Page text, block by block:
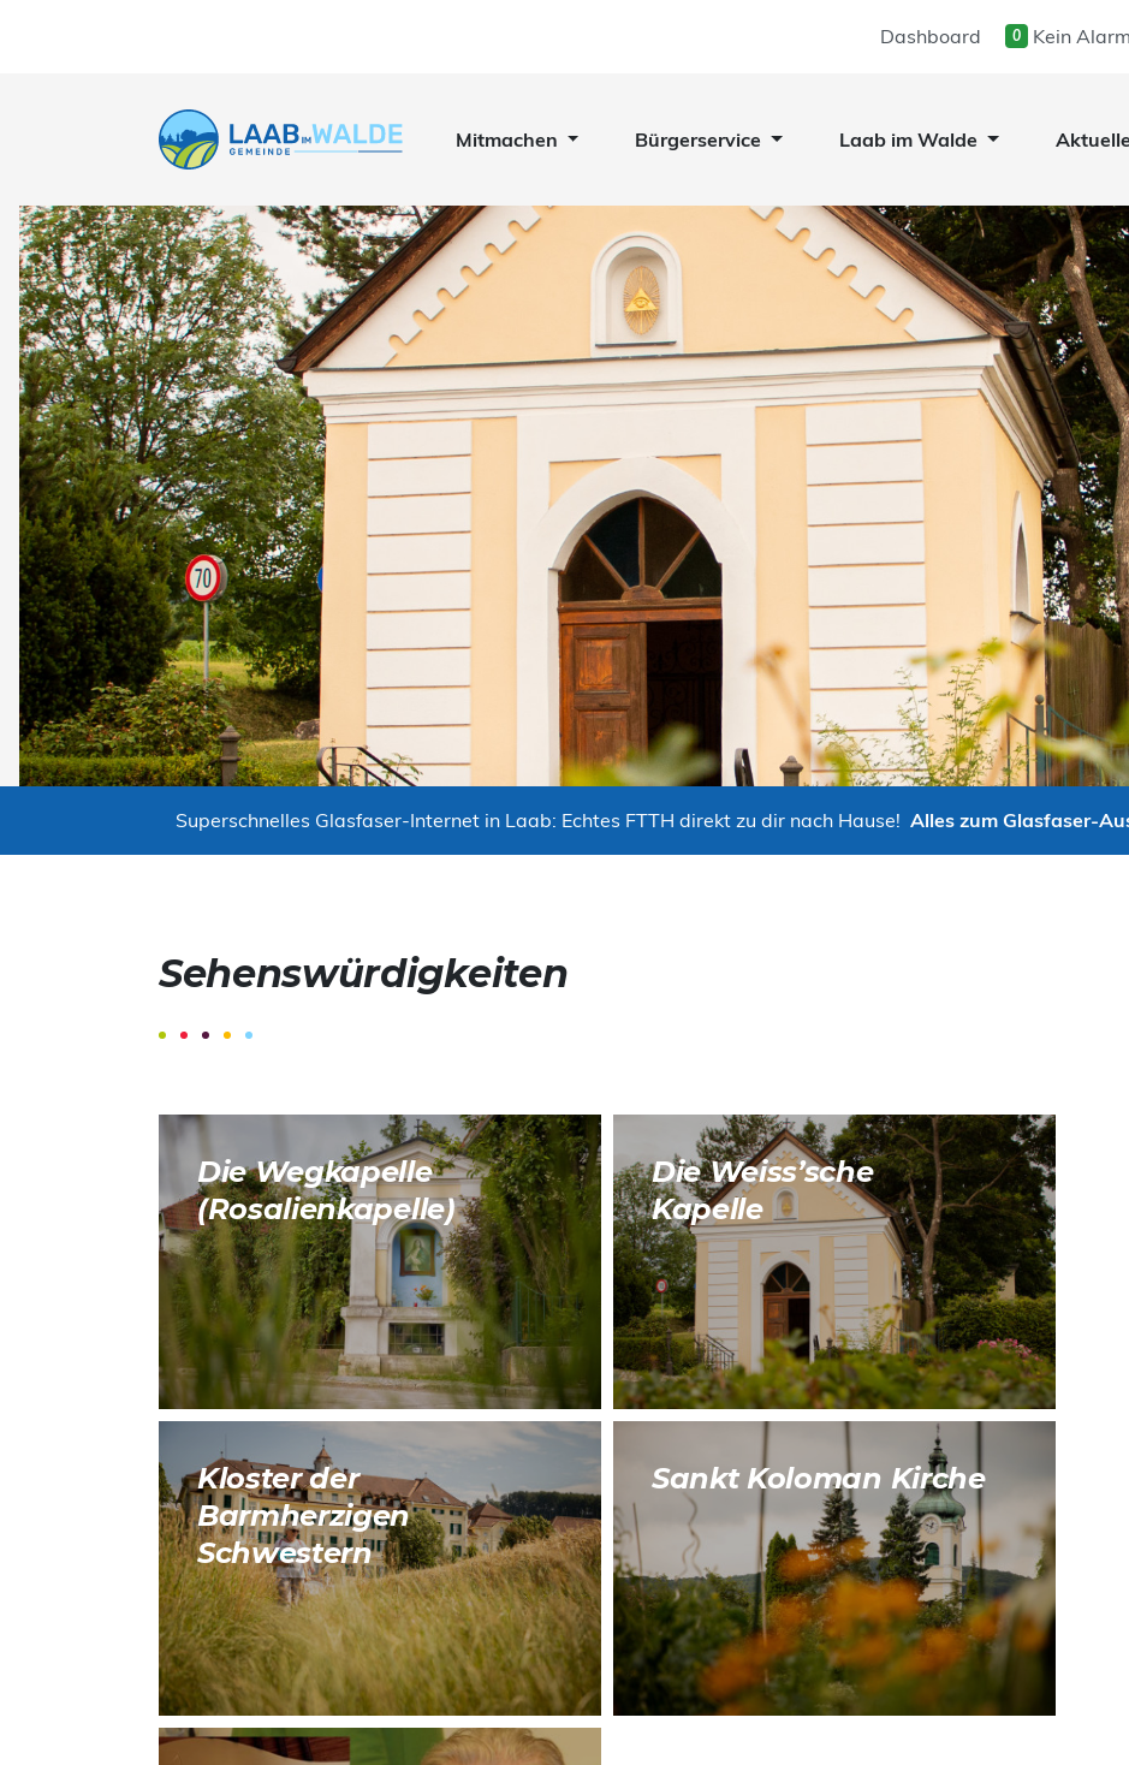
Dashboard 0 Kein Alarm
Mitmachen Bürgerservice Laab im Walde
Superschnelles Glasfaser-Internet in Laab: Echtes FTTH direkt zu dir nach Hause! Alles zum Glasfaser-
Sehenswürdigkeiten
Die Wegkapelle
(Rosalienkapelle)
Die Weiss’sche
Kapelle
Kloster der
Barmherzigen
Schwestern
Sankt Koloman Kirche